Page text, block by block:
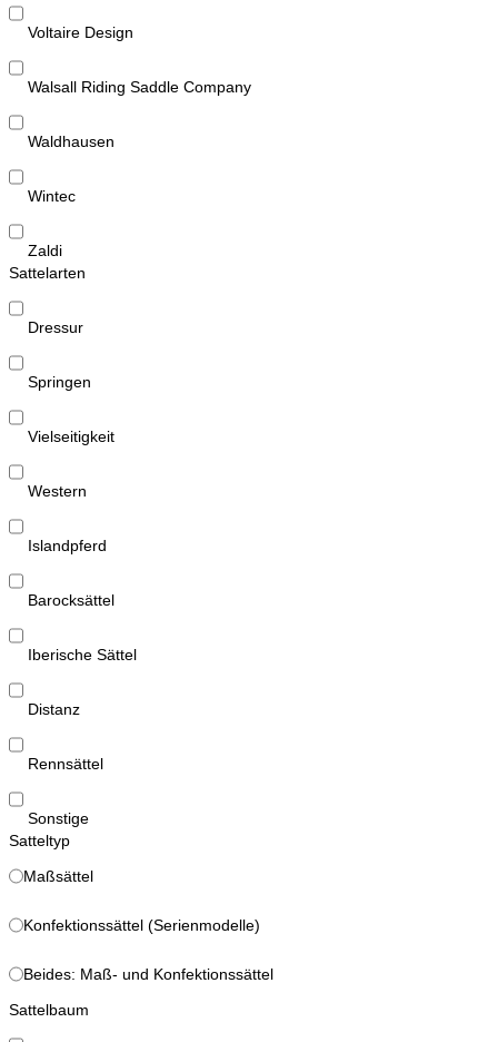
Voltaire Design
Walsall Riding Saddle Company
Waldhausen
Wintec
Zaldi
Sattelarten
Dressur
Springen
Vielseitigkeit
Western
Islandpferd
Barocksättel
Iberische Sättel
Distanz
Rennsättel
Sonstige
Satteltyp
Maßsättel
Konfektionssättel (Serienmodelle)
Beides: Maß- und Konfektionssättel
Sattelbaum